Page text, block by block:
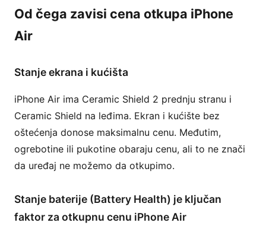
Od čega zavisi cena otkupa iPhone
Air
Stanje ekrana i kućišta
iPhone Air ima Ceramic Shield 2 prednju stranu i
Ceramic Shield na leđima. Ekran i kućište bez
oštećenja donose maksimalnu cenu. Međutim,
ogrebotine ili pukotine obaraju cenu, ali to ne znači
da uređaj ne možemo da otkupimo.
Stanje baterije (Battery Health) je ključan
faktor za otkupnu cenu iPhone Air